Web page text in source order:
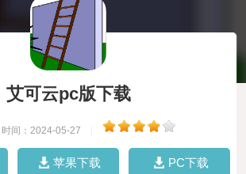
艾可云pc版下载
时间：2024-05-27
苹果下载 PC下载